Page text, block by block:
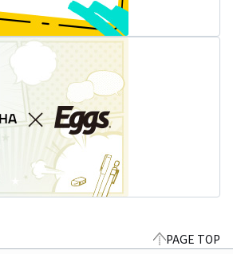
PAGE TOP